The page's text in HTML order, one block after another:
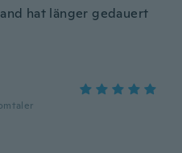
hat länger gedauert